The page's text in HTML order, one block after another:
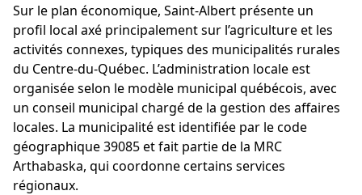
Sur le plan économique, Saint-Albert présente un
profil local axé principalement sur l’agriculture et les
activités connexes, typiques des municipalités rurales
du Centre-du-Québec. L’administration locale est
organisée selon le modèle municipal québécois, avec
un conseil municipal chargé de la gestion des affaires
locales. La municipalité est identifiée par le code
géographique 39085 et fait partie de la MRC
Arthabaska, qui coordonne certains services
régionaux.